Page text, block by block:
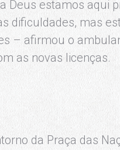
Deus estamos aqui
dificuldades, mas
– afirmou o
as novas licenças.
da Praça das